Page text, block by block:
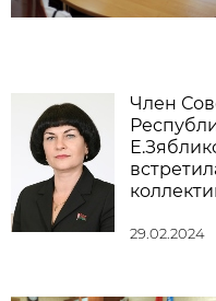
Член
29.02.2024